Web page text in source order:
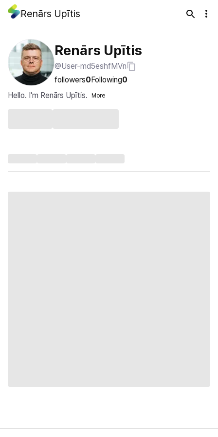
Renārs Upītis
Renārs Upītis
@User-md5eshfMVn
followers0Following0
Hello. I'm Renārs Upītis.
More